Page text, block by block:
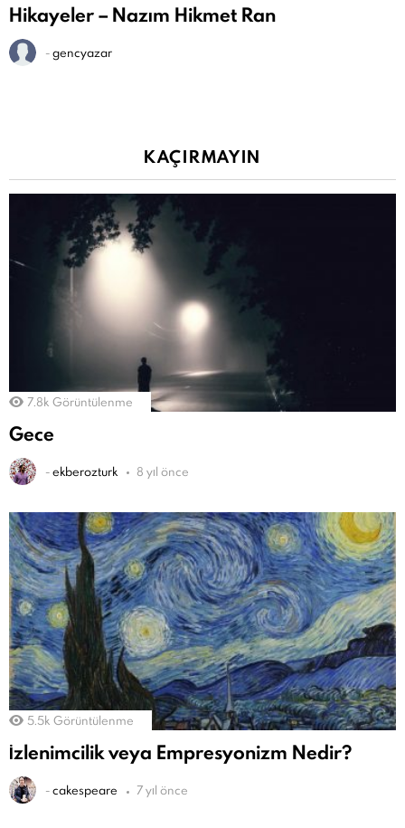
Hikayeler – Nazım Hikmet Ran
-gencyazar
KAÇIRMAYIN
7.8k Görüntülenme
Gece
-ekberozturk 8 yıl önce
5.5k Görüntülenme
İzlenimcilik veya Empresyonizm Nedir?
-cakespeare 7 yıl önce